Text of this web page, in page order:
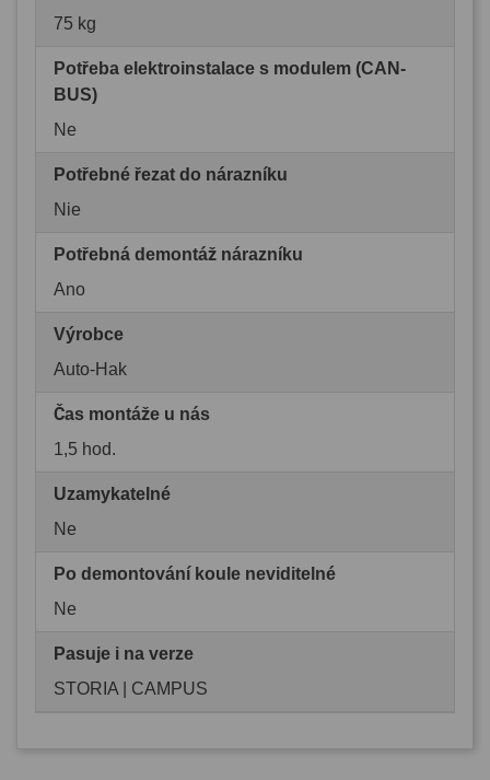
75 kg
Potřeba elektroinstalace s modulem (CAN-
BUS)
Ne
Potřebné řezat do nárazníku
Nie
Potřebná demontáž nárazníku
Ano
Výrobce
Auto-Hak
Čas montáže u nás
1,5 hod.
Uzamykatelné
Ne
Po demontování koule neviditelné
Ne
Pasuje i na verze
STORIA | CAMPUS